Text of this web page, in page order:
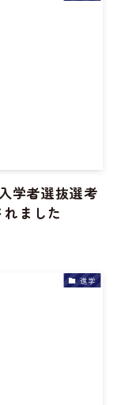
学者選抜選考
ました
進学